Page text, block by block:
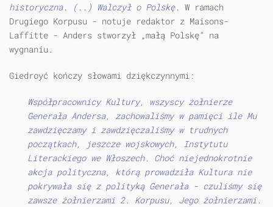
historyczna. (..) Walczył o Polskę. W ramach
Drugiego Korpusu - notuje redaktor z Maisons-
Laffitte - Anders stworzył „małą Polskę” na
wygnaniu.
Giedroyć kończy słowami dziękczynnymi:
Współpracownicy Kultury, wszyscy żołnierze
Generała Andersa, zachowaliśmy w pamięci ile Mu
zawdzięczamy i zawdzięczaliśmy w trudnych
początkach, jeszcze wojskowych, Instytutu
Literackiego we Włoszech. Choć niejednokrotnie
akcja polityczna, którą prowadziła Kultura nie
pokrywała się z polityką Generała - czuliśmy się
zawsze żołnierzami 2. Korpusu, Jego żołnierzami.